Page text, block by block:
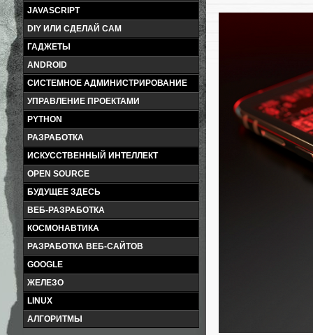
JAVASCRIPT
DIY ИЛИ СДЕЛАЙ САМ
ГАДЖЕТЫ
ANDROID
СИСТЕМНОЕ АДМИНИСТРИРОВАНИЕ
УПРАВЛЕНИЕ ПРОЕКТАМИ
PYTHON
РАЗРАБОТКА
ИСКУССТВЕННЫЙ ИНТЕЛЛЕКТ
OPEN SOURCE
БУДУЩЕЕ ЗДЕСЬ
ВЕБ-РАЗРАБОТКА
КОСМОНАВТИКА
РАЗРАБОТКА ВЕБ-САЙТОВ
GOOGLE
ЖЕЛЕЗО
LINUX
АЛГОРИТМЫ